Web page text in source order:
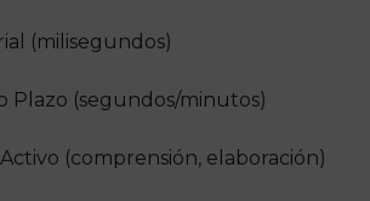
(milisegundos)
Plazo (segundos/minutos)
(comprensión, elaboración)